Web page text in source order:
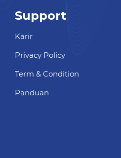
Support
Karir
Privacy Policy
Term & Condition
Panduan